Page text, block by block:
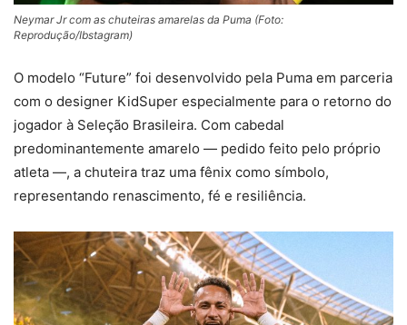
Neymar Jr com as chuteiras amarelas da Puma (Foto:
Reprodução/Ibstagram)
O modelo “Future” foi desenvolvido pela Puma em parceria
com o designer KidSuper especialmente para o retorno do
jogador à Seleção Brasileira. Com cabedal
predominantemente amarelo — pedido feito pelo próprio
atleta —, a chuteira traz uma fênix como símbolo,
representando renascimento, fé e resiliência.